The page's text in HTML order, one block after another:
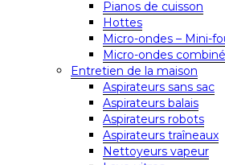
Pianos de cuisson
Hottes
Micro-ondes – Mini-
Micro-ondes
Entretien de la maison
Aspirateurs sans sac
Aspirateurs balais
Aspirateurs robots
Aspirateurs traîneaux
Nettoyeurs vapeur